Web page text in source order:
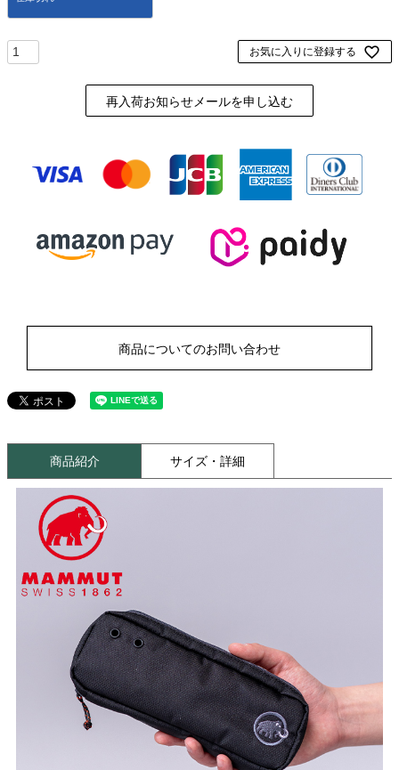
お気に入りに登録する
再入荷お知らせメールを申し込む
商品についてのお問い合わせ
商品紹介 サイズ・詳細